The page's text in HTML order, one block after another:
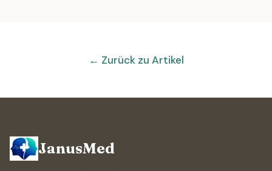
← Zurück zu Artikel
JanusMed